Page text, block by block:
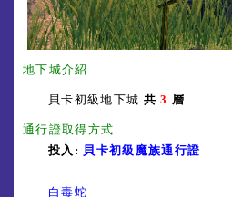
地下城介紹
貝卡初級地下城 共3 層
通行證取得方式
投入: 貝卡初級魔族通行證
白毒蛇